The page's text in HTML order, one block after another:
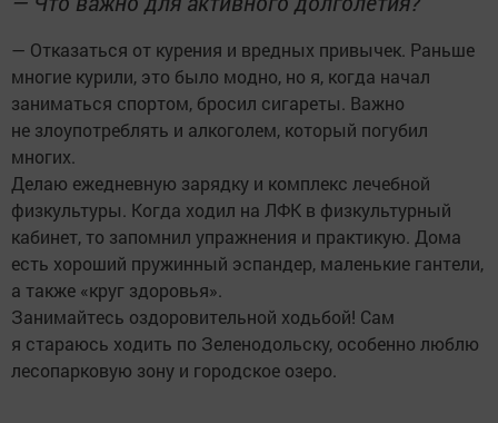
— Отказаться от курения и вредных привычек. Раньше
многие курили, это было модно, но я, когда начал
заниматься спортом, бросил сигареты. Важно
не злоупотреблять и алкоголем, который погубил
многих.
Делаю ежедневную зарядку и комплекс лечебной
физкультуры. Когда ходил на ЛФК в физкультурный
кабинет, то запомнил упражнения и практикую. Дома
есть хороший пружинный эспандер, маленькие гантели,
а также «круг здоровья».
Занимайтесь оздоровительной ходьбой! Сам
я стараюсь ходить по Зеленодольску, особенно люблю
лесопарковую зону и городское озеро.